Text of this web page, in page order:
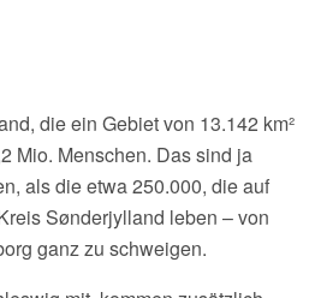
die ein Gebiet von 13.142 km²
Mio. Menschen. Das sind ja
als die etwa 250.000, die auf
Sønderjylland leben – von
ganz zu schweigen.